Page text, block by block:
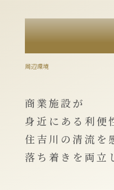
周辺環境
商業施設が
身近にある利便
住吉川の清流を
落ち着きを両立